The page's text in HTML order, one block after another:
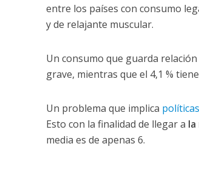
entre los países con consumo
y de relajante muscular.
Un consumo que guarda
grave, mientras que el 4,1 %
Un problema que implica
Esto con la finalidad de llegar a
media es de apenas 6.